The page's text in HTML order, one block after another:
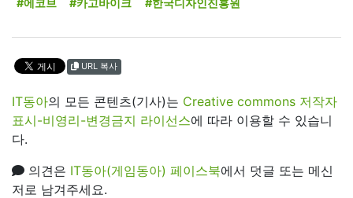
URL 복사
IT동아의 모든 콘텐츠(기사)는 Creative commons 저작자
표시-비영리-변경금지 라이선스에 따라 이용할 수 있습니
다.
의견은 IT동아(게임동아) 페이스북에서 덧글 또는 메신
저로 남겨주세요.